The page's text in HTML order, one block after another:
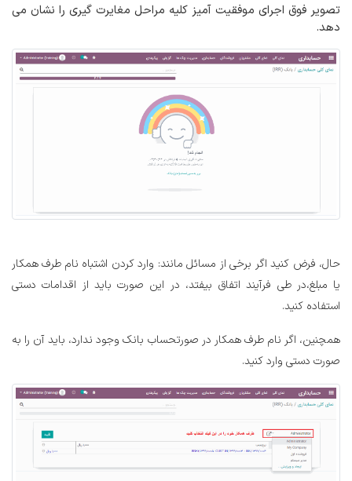
تصویر فوق اجرای موفقیت آمیز کلیه مراحل مغایرت گیری را نشان می
دهد.
حال، فرض کنید اگر برخی از مسائل مانند: وارد کردن اشتباه نام طرف همکار
یا مبلغ،در طی فرآیند اتفاق بیفتد، در این صورت باید از اقدامات دستی
استفاده کنید.
همچنین، اگر نام طرف همکار در صورتحساب بانک وجود ندارد، باید آن را به
صورت دستی وارد کنید.